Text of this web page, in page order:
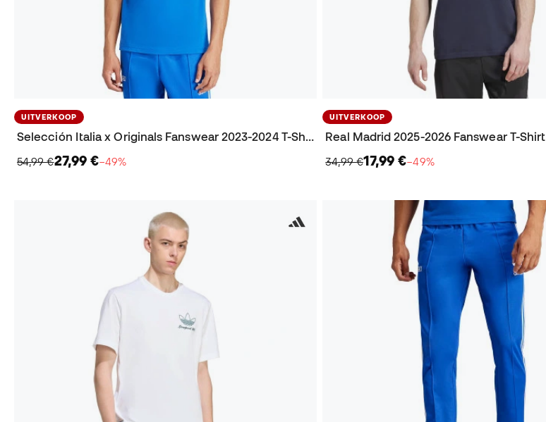
UITVERKOOP
Selección Italia x Originals Fanswear 2023-2024 T-Shirt
54,99 €27,99 €−49%
UITVERKOOP
Real Madrid 2025-2026 Fanswear T-Shirt
34,99 €17,99 €−49%